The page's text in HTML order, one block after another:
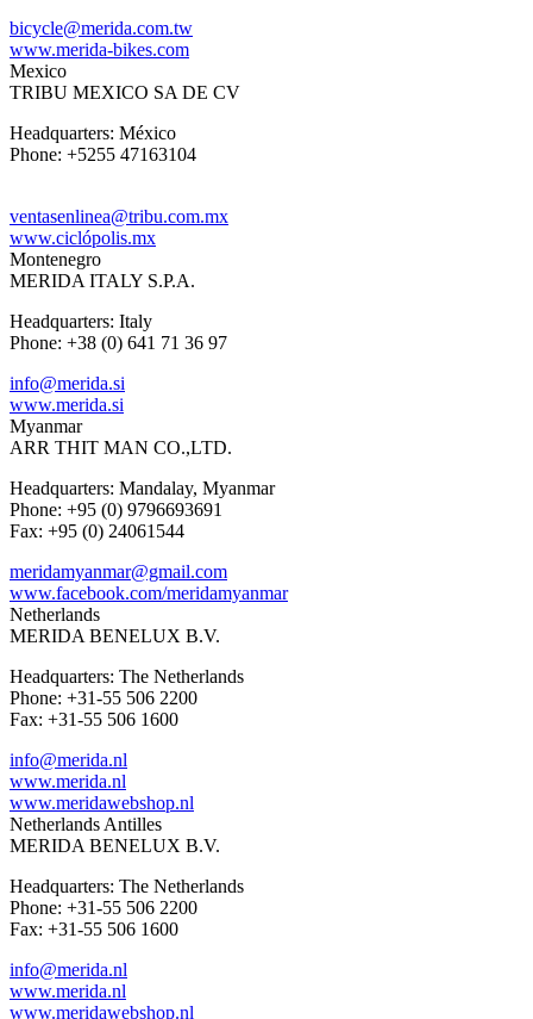
bicycle@merida.com.tw
www.merida-bikes.com
Mexico
TRIBU MEXICO SA DE CV
Headquarters: México
Phone: +5255 47163104
ventasenlinea@tribu.com.mx
www.ciclópolis.mx
Montenegro
MERIDA ITALY S.P.A.
Headquarters: Italy
Phone: +38 (0) 641 71 36 97
info@merida.si
www.merida.si
Myanmar
ARR THIT MAN CO.,LTD.
Headquarters: Mandalay, Myanmar
Phone: +95 (0) 9796693691
Fax: +95 (0) 24061544
meridamyanmar@gmail.com
www.facebook.com/meridamyanmar
Netherlands
MERIDA BENELUX B.V.
Headquarters: The Netherlands
Phone: +31-55 506 2200
Fax: +31-55 506 1600
info@merida.nl
www.merida.nl
www.meridawebshop.nl
Netherlands Antilles
MERIDA BENELUX B.V.
Headquarters: The Netherlands
Phone: +31-55 506 2200
Fax: +31-55 506 1600
info@merida.nl
www.merida.nl
www.meridawebshop.nl